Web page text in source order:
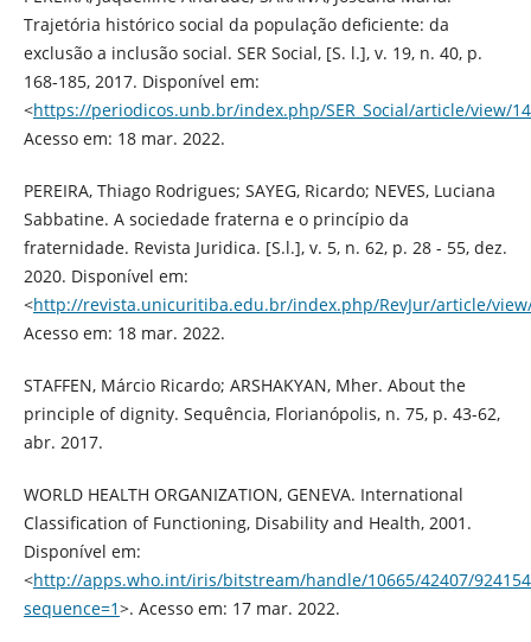
Trajetória histórico social da população deficiente: da
exclusão a inclusão social. SER Social, [S. l.], v. 19, n. 40, p.
168-185, 2017. Disponível em:
<https://periodicos.unb.br/index.php/SER_Social/article/view/
Acesso em: 18 mar. 2022.
PEREIRA, Thiago Rodrigues; SAYEG, Ricardo; NEVES, Luciana
Sabbatine. A sociedade fraterna e o princípio da
fraternidade. Revista Juridica. [S.l.], v. 5, n. 62, p. 28 - 55, dez.
2020. Disponível em:
<http://revista.unicuritiba.edu.br/index.php/RevJur/article/
Acesso em: 18 mar. 2022.
STAFFEN, Márcio Ricardo; ARSHAKYAN, Mher. About the
principle of dignity. Sequência, Florianópolis, n. 75, p. 43-62,
abr. 2017.
WORLD HEALTH ORGANIZATION, GENEVA. International
Classification of Functioning, Disability and Health, 2001.
Disponível em:
<http://apps.who.int/iris/bitstream/handle/10665/42407/
sequence=1>. Acesso em: 17 mar. 2022.